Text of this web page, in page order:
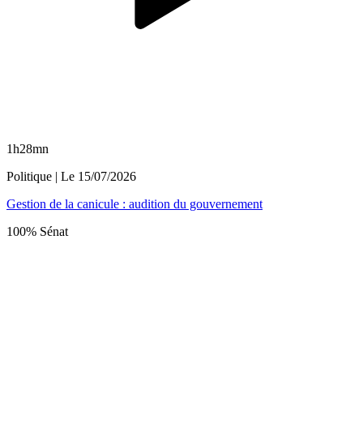
1h28mn
Politique | Le 15/07/2026
Gestion de la canicule : audition du gouvernement
100% Sénat